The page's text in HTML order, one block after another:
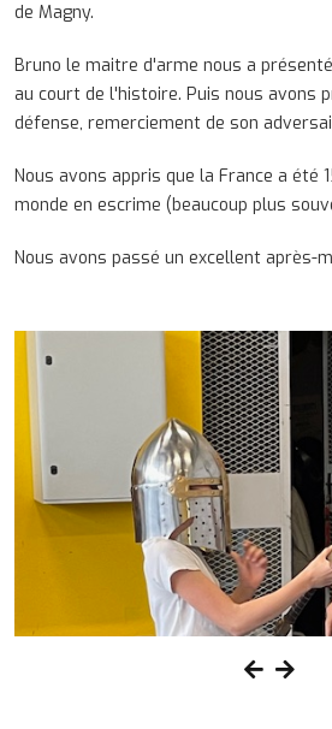
de Magny.
Bruno le maitre d'arme nous a
au court de l'histoire. Puis nous avons
défense, remerciement de son
Nous avons appris que la France a été
monde en escrime (beaucoup plus
Nous avons passé un excellent après-